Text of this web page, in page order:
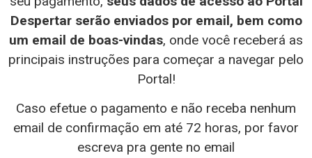
Despertar serão enviados por email, bem como
um email de boas-vindas, onde você receberá as
principais instruções para começar a navegar pelo
Portal!
Caso efetue o pagamento e não receba nenhum
email de confirmação em até 72 horas, por favor
escreva pra gente no email